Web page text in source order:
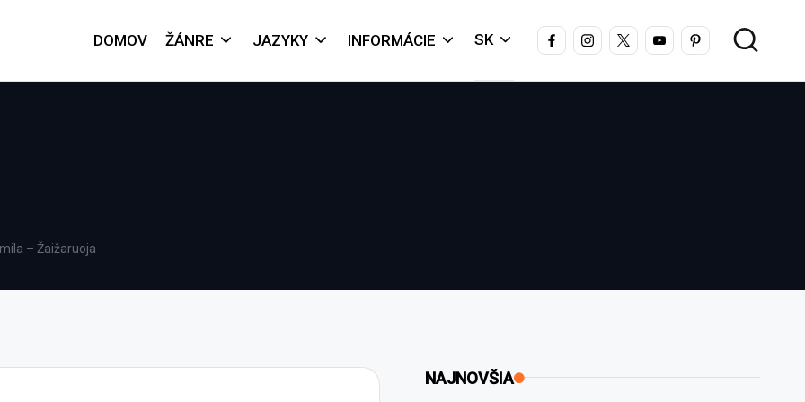
DOMOV ŽÁNRE JAZYKY INFORMÁCIE SK FACEBOOKINSTAGRAM
X YOUTUBEPINTEREST
– Žaižaruoja
NAJNOVŠIA